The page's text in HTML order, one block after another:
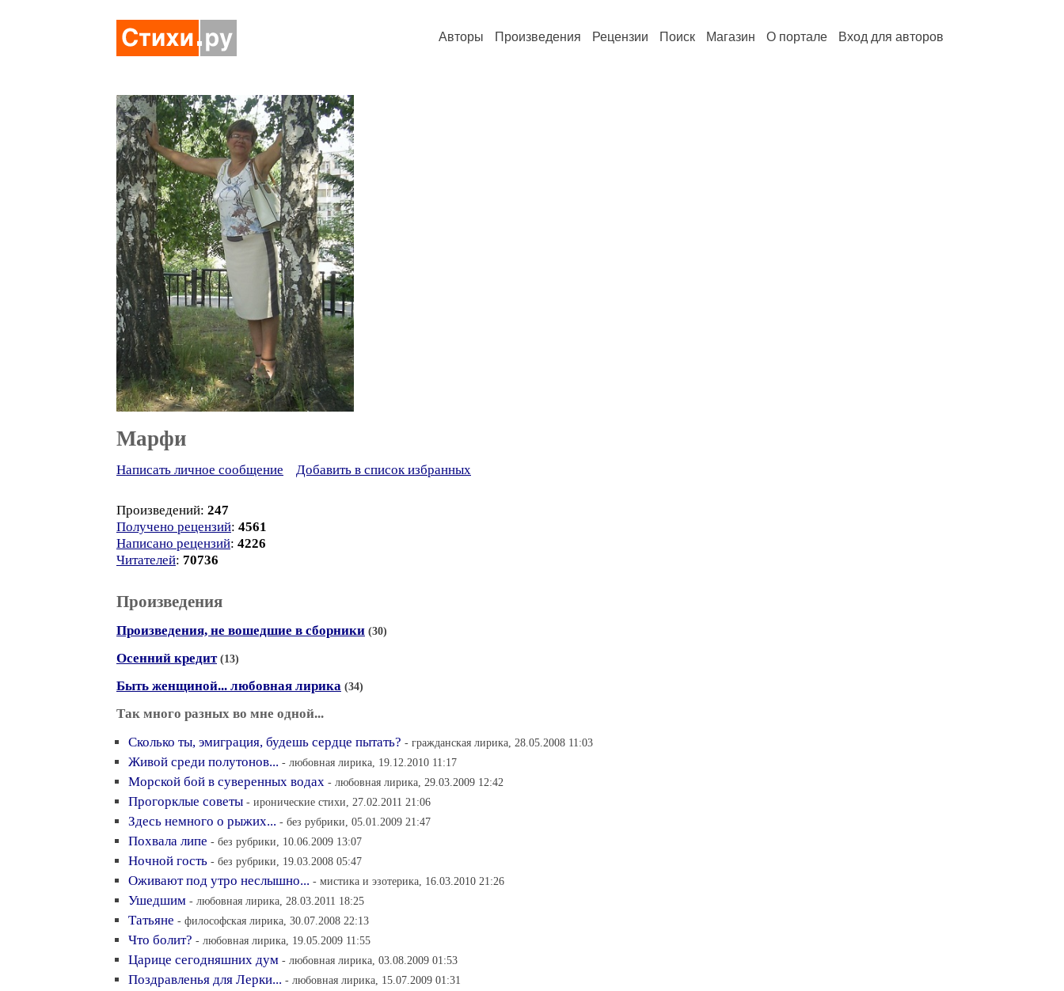
Авторы Произведения Рецензии Поиск Магазин О портале Вход для авторов
Марфи
Написать личное сообщение Добавить в список избранных
Произведений: 247
Получено рецензий: 4561
Написано рецензий: 4226
Читателей: 70736
Произведения
Произведения, не вошедшие в сборники (30)
Осенний кредит (13)
Быть женщиной... любовная лирика (34)
Так много разных во мне одной...
Сколько ты, эмиграция, будешь сердце пытать? - гражданская лирика, 28.05.2008 11:03
Живой среди полутонов... - любовная лирика, 19.12.2010 11:17
Морской бой в суверенных водах - любовная лирика, 29.03.2009 12:42
Прогорклые советы - иронические стихи, 27.02.2011 21:06
Здесь немного о рыжих... - без рубрики, 05.01.2009 21:47
Похвала липе - без рубрики, 10.06.2009 13:07
Ночной гость - без рубрики, 19.03.2008 05:47
Оживают под утро неслышно... - мистика и эзотерика, 16.03.2010 21:26
Ушедшим - любовная лирика, 28.03.2011 18:25
Татьяне - философская лирика, 30.07.2008 22:13
Что болит? - любовная лирика, 19.05.2009 11:55
Царице сегодняшних дум - любовная лирика, 03.08.2009 01:53
Поздравленья для Лерки... - любовная лирика, 15.07.2009 01:31